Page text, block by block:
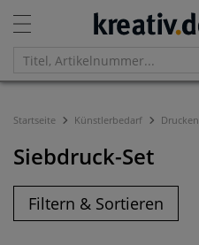
Startseite Künstlerbedarf Drucken
Siebdruck-Set
Filtern & Sortieren